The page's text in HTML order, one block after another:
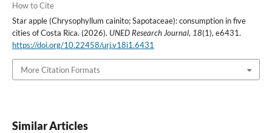
How to Cite
Star apple (Chrysophyllum cainito; Sapotaceae): consumption in five
cities of Costa Rica. (2026). UNED Research Journal, 18(1), e6431.
https://doi.org/10.22458/urj.v18i1.6431
More Citation Formats
Similar Articles